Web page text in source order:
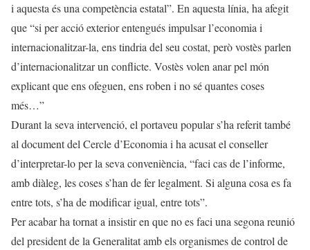
i aquesta és una competència estatal”. En aquesta línia, ha afegit
que “si per acció exterior entengués impulsar l’economia i
internacionalitzar-la, ens tindria del seu costat, però vostès parlen
d’internacionalitzar un conflicte. Vostès volen anar pel món
explicant que ens ofeguen, ens roben i no sé quantes coses
més…”
Durant la seva intervenció, el portaveu popular s’ha referit també
al document del Cercle d’Economia i ha acusat el conseller
d’interpretar-lo per la seva conveniència, “faci cas de l’informe,
amb diàleg, les coses s’han de fer legalment. Si alguna cosa es fa
entre tots, s’ha de modificar igual, entre tots”.
Per acabar ha tornat a insistir en que no es faci una segona reunió
del president de la Generalitat amb els organismes de control de